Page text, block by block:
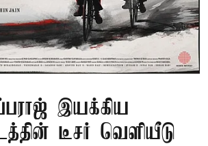
இயக்கிய
டீசர் வெளியீடு